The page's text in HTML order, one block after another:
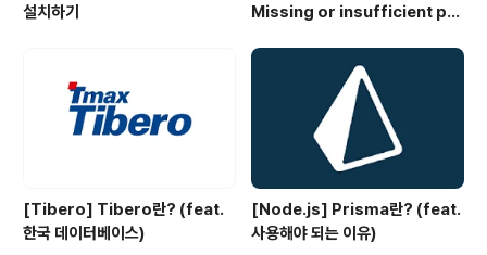
설치하기
Missing or insufficient per
[Tibero] Tibero란? (feat.
한국 데이터베이스)
[Node.js] Prisma란? (feat.
사용해야 되는 이유)